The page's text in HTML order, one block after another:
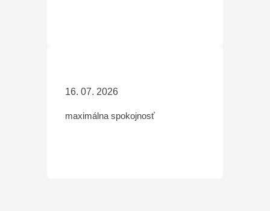
16. 07. 2026
maximálna spokojnosť